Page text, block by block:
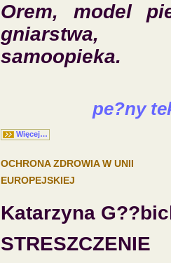
Orem, model
gniarstwa,
samoopieka.
pe?ny
Więcej…
OCHRONA ZDROWIA W UNII
EUROPEJSKIEJ
Katarzyna
STRESZCZENIE